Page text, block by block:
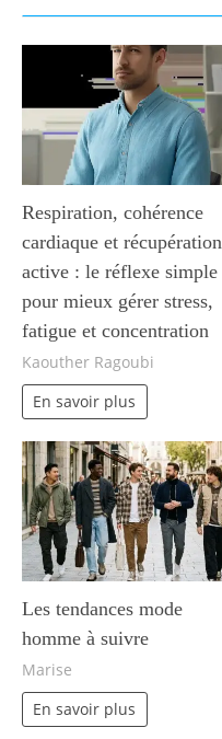
Respiration, cohérence
cardiaque et récupération
active : le réflexe simple
pour mieux gérer stress,
fatigue et concentration
Kaouther Ragoubi
En savoir plus
Les tendances mode
homme à suivre
Marise
En savoir plus